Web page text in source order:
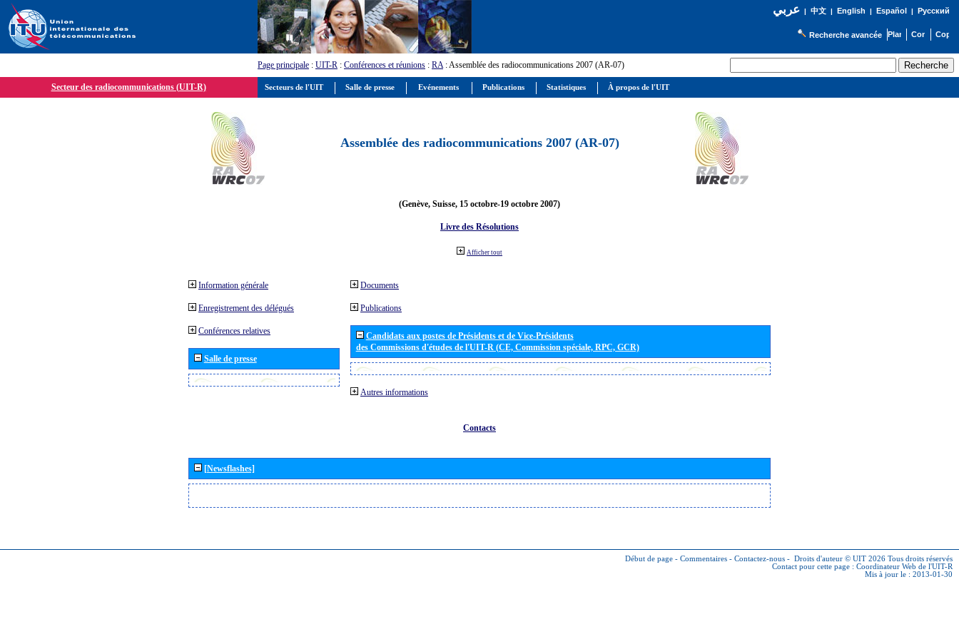
عربي| 中文| English | Español | Русский
Recherche avancée
Page principale : UIT-R : Conférences et réunions : RA: Assemblée des radiocommunications 2007 (AR-07)
Secteur des radiocommunications (UIT-R)
Assemblée des radiocommunications 2007 (AR-07)
(Genève, Suisse, 15 octobre-19 octobre 2007)
Livre des Résolutions
Afficher tout
Information générale
Enregistrement des délégués
Conférences relatives
Salle de presse
Documents
Publications
Candidats aux postes de Présidents et de Vice-Présidents
des Commissions d'études de l'UIT-R (CE, Commission spéciale, RPC, GCR)
Autres informations
Contacts
[Newsflashes]
Début de page - Commentaires - Contactez-nous - Droits d'auteur © UIT 2026 Tous droits réservés
Contact pour cette page : Coordinateur Web de l'UIT-R
Mis à jour le : 2013-01-30
Secteurs de l'UIT Salle de presse Evénements Publications Statistiques À propos de l'UIT